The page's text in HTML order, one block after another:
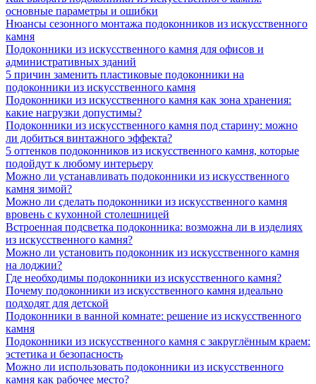
основные параметры и ошибки
Нюансы сезонного монтажа подоконников из искусственного
камня
Подоконники из искусственного камня для офисов и
административных зданий
5 причин заменить пластиковые подоконники на
подоконники из искусственного камня
Подоконники из искусственного камня как зона хранения:
какие нагрузки допустимы?
Подоконники из искусственного камня под старину: можно
ли добиться винтажного эффекта?
5 оттенков подоконников из искусственного камня, которые
подойдут к любому интерьеру
Можно ли устанавливать подоконники из искусственного
камня зимой?
Можно ли сделать подоконники из искусственного камня
вровень с кухонной столешницей
Встроенная подсветка подоконника: возможна ли в изделиях
из искусственного камня?
Можно ли установить подоконник из искусственного камня
на лоджии?
Где необходимы подоконники из искусственного камня?
Почему подоконники из искусственного камня идеально
подходят для детской
Подоконники в ванной комнате: решение из искусственного
камня
Подоконники из искусственного камня с закруглённым краем:
эстетика и безопасность
Можно ли использовать подоконники из искусственного
камня как рабочее место?